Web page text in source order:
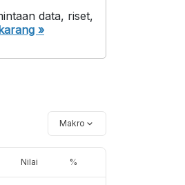
data, riset,
»
Makro
Nilai %